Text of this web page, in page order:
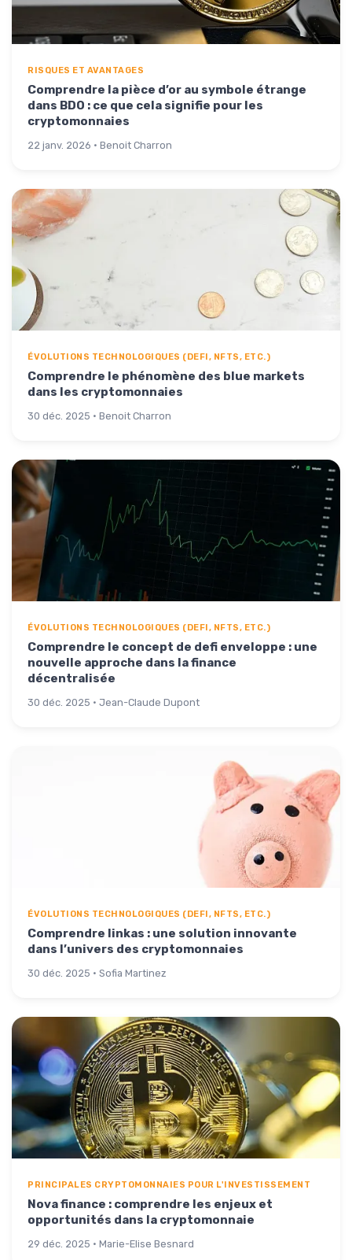
RISQUES ET AVANTAGES
Comprendre la pièce d’or au symbole étrange
dans BDO : ce que cela signifie pour les
cryptomonnaies
22 janv. 2026 · Benoit Charron
ÉVOLUTIONS TECHNOLOGIQUES (DEFI, NFTS, ETC.)
Comprendre le phénomène des blue markets
dans les cryptomonnaies
30 déc. 2025 · Benoit Charron
ÉVOLUTIONS TECHNOLOGIQUES (DEFI, NFTS, ETC.)
Comprendre le concept de defi enveloppe : une
nouvelle approche dans la finance
décentralisée
30 déc. 2025 · Jean-Claude Dupont
ÉVOLUTIONS TECHNOLOGIQUES (DEFI, NFTS, ETC.)
Comprendre linkas : une solution innovante
dans l’univers des cryptomonnaies
30 déc. 2025 · Sofia Martinez
PRINCIPALES CRYPTOMONNAIES POUR L'INVESTISSEMENT
Nova finance : comprendre les enjeux et
opportunités dans la cryptomonnaie
29 déc. 2025 · Marie-Elise Besnard